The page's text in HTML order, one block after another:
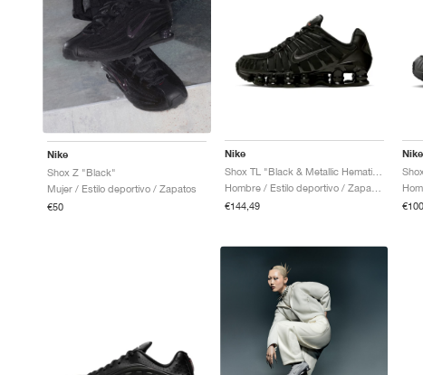
Nike
Shox Z "Black"
Mujer / Estilo deportivo / Zapatos
€50
Nike
Shox TL "Black & Metallic Hematite"
€144,49
Nike
€100